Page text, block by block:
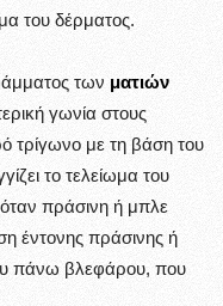
του δέρματος.
των ματιών
γωνία στους
τρίγωνο με τη βάση του
το τελείωμα του
πράσινη ή μπλε
έντονης πράσινης ή
πάνω βλεφάρου, που